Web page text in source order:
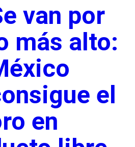
van por
más alto:
el
en